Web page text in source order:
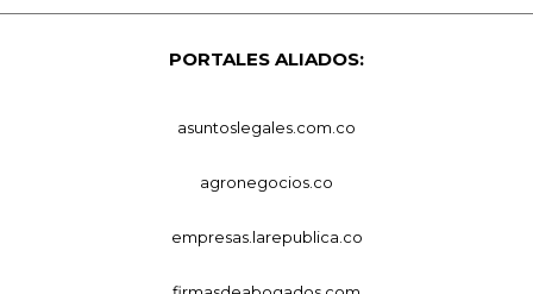
PORTALES ALIADOS:
asuntoslegales.com.co
agronegocios.co
empresas.larepublica.co